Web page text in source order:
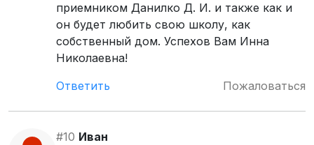
приемником Данилко Д. И. и также как и
он будет любить свою школу, как
собственный дом. Успехов Вам Инна
Николаевна!
Ответить
Пожаловаться
#10 Иван